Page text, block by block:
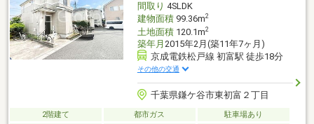
間取り 4SLDK
建物面積99.36m2
土地面積120.1m2
築年月 2015年2月(築11年7ヶ月)
京成電鉄松戸線 初富駅 徒歩18分
その他の交通
千葉県鎌ケ谷市東初富２丁目
2階建て 都市ガス
駐車場あり